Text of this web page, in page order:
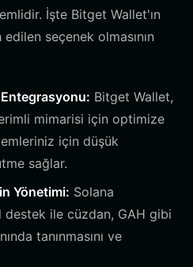
İşte Bitget Wallet'ın
seçenek olmasının
Entegrasyonu: Bitget Wallet,
mimarisi için optimize
için düşük
sağlar.
Yönetimi: Solana
ile cüzdan, GAH gibi
tanınmasını ve